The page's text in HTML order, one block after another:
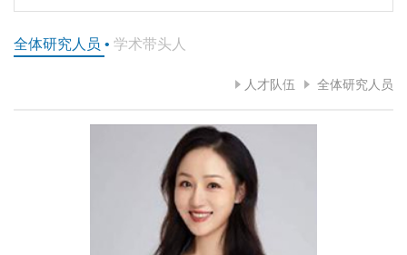
全体研究人员 • 学术带头人
人才队伍 全体研究人员